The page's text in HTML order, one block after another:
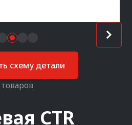
схему детали
CTR